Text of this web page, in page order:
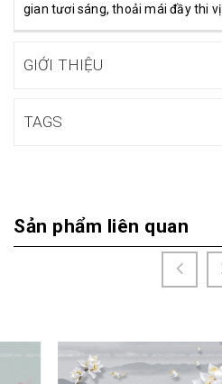
gian tươi sáng, thoải mái đầy thi vị
GIỚI THIỆU
TAGS
Sản phẩm liên quan